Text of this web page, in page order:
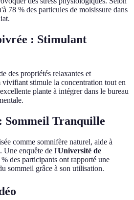
78 % des particules de moisissure dans
: Stimulant
des propriétés relaxantes et
vivifiant stimule la concentration tout en
plante à intégrer dans le bureau
Sommeil Tranquille
comme somnifère naturel, aide à
Une enquête de l'Université de
des participants ont rapporté une
sommeil grâce à son utilisation.